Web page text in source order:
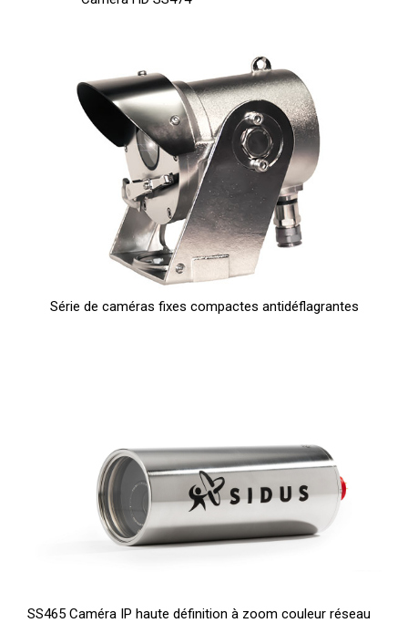
Série de caméras fixes compactes antidéflagrantes
SS465 Caméra IP haute définition à zoom couleur réseau